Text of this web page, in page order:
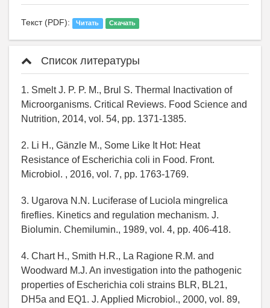
Текст (PDF): Читать Скачать
Список литературы
1. Smelt J. P. P. M., Brul S. Thermal Inactivation of
Microorganisms. Critical Reviews. Food Science and
Nutrition, 2014, vol. 54, pp. 1371-1385.
2. Li H., Gänzle M., Some Like It Hot: Heat
Resistance of Escherichia coli in Food. Front.
Microbiol. , 2016, vol. 7, pp. 1763-1769.
3. Ugarova N.N. Luciferase of Luciola mingrelica
fireflies. Kinetics and regulation mechanism. J.
Biolumin. Chemilumin., 1989, vol. 4, pp. 406-418.
4. Chart H., Smith H.R., La Ragione R.M. and
Woodward M.J. An investigation into the pathogenic
properties of Escherichia coli strains BLR, BL21,
DH5a and EQ1. J. Applied Microbiol., 2000, vol. 89,